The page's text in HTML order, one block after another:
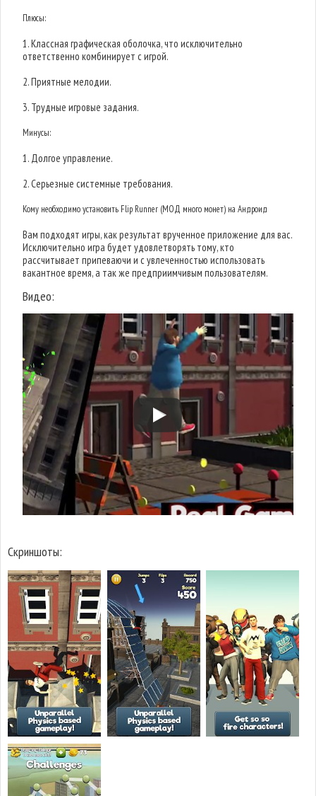
Плюсы:
1. Классная графическая оболочка, что исключительно
ответственно комбинирует с игрой.
2. Приятные мелодии.
3. Трудные игровые задания.
Минусы:
1. Долгое управление.
2. Серьезные системные требования.
Кому необходимо установить Flip Runner (МОД много монет) на Андроид
Вам подходят игры, как результат врученное приложение для вас.
Исключительно игра будет удовлетворять тому, кто
рассчитывает припеваючи и с увлеченностью использовать
вакантное время, а так же предприимчивым пользователям.
Видео:
Скриншоты: